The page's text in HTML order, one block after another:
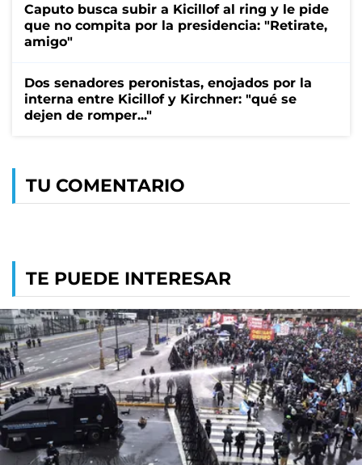
Caputo busca subir a Kicillof al ring y le pide
que no compita por la presidencia: "Retirate,
amigo"
Dos senadores peronistas, enojados por la
interna entre Kicillof y Kirchner: "qué se
dejen de romper..."
TU COMENTARIO
TE PUEDE INTERESAR